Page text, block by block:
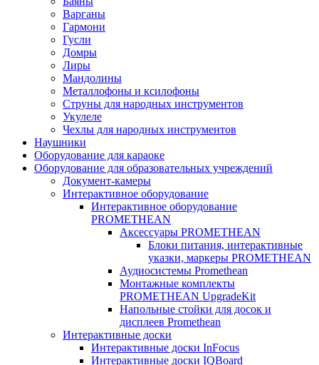
Варганы
Гармони
Гусли
Домры
Лиры
Мандолины
Металлофоны и ксилофоны
Струны для народных инструментов
Укулеле
Чехлы для народных инструментов
Наушники
Оборудование для караоке
Оборудование для образовательных учреждений
Документ-камеры
Интерактивное оборудование
Интерактивное оборудование
PROMETHEAN
Аксессуары PROMETHEAN
Блоки питания, интерактивные
указки, маркеры PROMETHEAN
Аудиосистемы Promethean
Монтажные комплекты
PROMETHEAN UpgradeKit
Напольные стойки для досок и
дисплеев Promethean
Интерактивные доски
Интерактивные доски InFocus
Интерактивные доски IQBoard